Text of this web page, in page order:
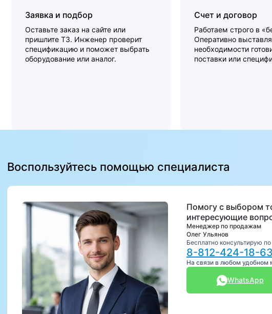
Заявка и подбор
Оставьте заказ на сайте или
пришлите ТЗ. Инженер проверит
спецификацию и поможет выбрать
оборудование или аналог.
Счет и договор
Работаем строго в
Оперативно
необходимости
поставки или
Воспользуйтесь помощью специалиста
Помогу с выбором
интересующие
Менеджер по продажам
Олег Ульянов
Бесплатно консультирую
8-812-424-18-63
На связи в любом удобном
WhatsApp